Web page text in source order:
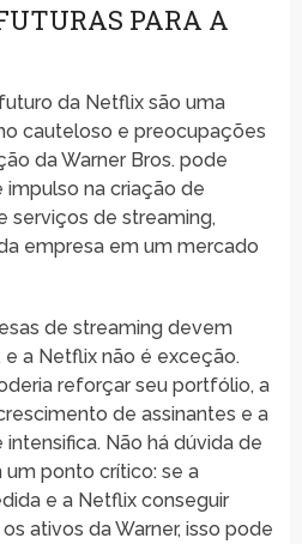
PARA A
da Netflix são uma
cauteloso e preocupações
da Warner Bros. pode
na criação de
serviços de streaming,
empresa em um mercado
de streaming devem
a Netflix não é exceção.
reforçar seu portfólio, a
de assinantes e a
Não há dúvida de
ponto crítico: se a
e a Netflix conseguir
ativos da Warner, isso pode